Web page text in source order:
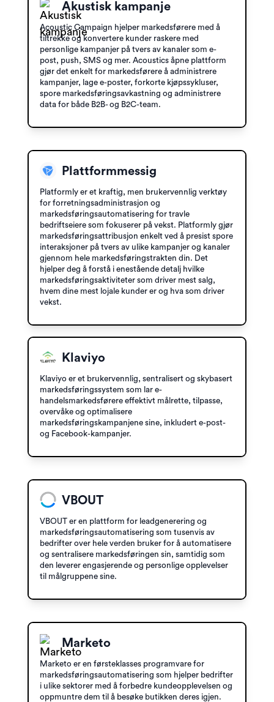
Akustisk kampanje
Acoustic Campaign hjelper markedsførere med å
tiltrekke og konvertere kunder raskere med
personlige kampanjer på tvers av kanaler som e-
post, push, SMS og mer. Acoustics åpne plattform
gjør det enkelt for markedsførere å administrere
kampanjer, lage e-poster, forkorte kjøpssykluser,
spore markedsføringsavkastning og administrere
data for både B2B- og B2C-team.
Plattformmessig
Platformly er et kraftig, men brukervennlig verktøy
for forretningsadministrasjon og
markedsføringsautomatisering for travle
bedriftseiere som fokuserer på vekst. Platformly gjør
markedsføringsattribusjon enkelt ved å presist spore
interaksjoner på tvers av ulike kampanjer og kanaler
gjennom hele markedsføringstrakten din. Det
hjelper deg å forstå i enestående detalj hvilke
markedsføringsaktiviteter som driver mest salg,
hvem dine mest lojale kunder er og hva som driver
vekst.
Klaviyo
Klaviyo er et brukervennlig, sentralisert og skybasert
markedsføringssystem som lar e-
handelsmarkedsførere effektivt målrette, tilpasse,
overvåke og optimalisere
markedsføringskampanjene sine, inkludert e-post-
og Facebook-kampanjer.
VBOUT
VBOUT er en plattform for leadgenerering og
markedsføringsautomatisering som tusenvis av
bedrifter over hele verden bruker for å automatisere
og sentralisere markedsføringen sin, samtidig som
den leverer engasjerende og personlige opplevelser
til målgruppene sine.
Marketo
Marketo er en førsteklasses programvare for
markedsføringsautomatisering som hjelper bedrifter
i ulike sektorer med å forbedre kundeopplevelsen og
oppmuntre dem til å besøke butikken deres igjen.